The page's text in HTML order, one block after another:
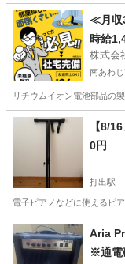
兵庫 西脇市 滝駅
≪月収
時給
株式会
南あわ
リチウムイオン電池部品の
兵庫 南あわじ市【8/
0円
打出駅
電子ピアノなどに使えるピ
兵庫 芦屋市
Aria
※通電